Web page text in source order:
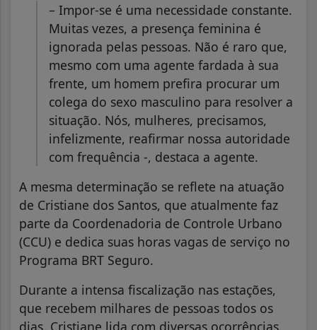
– Impor-se é uma necessidade constante.
Muitas vezes, a presença feminina é
ignorada pelas pessoas. Não é raro que,
mesmo com uma agente fardada à sua
frente, um homem prefira procurar um
colega do sexo masculino para resolver a
situação. Nós, mulheres, precisamos,
infelizmente, reafirmar nossa autoridade
com frequência -, destaca a agente.
A mesma determinação se reflete na atuação
de Cristiane dos Santos, que atualmente faz
parte da Coordenadoria de Controle Urbano
(CCU) e dedica suas horas vagas de serviço no
Programa BRT Seguro.
Durante a intensa fiscalização nas estações,
que recebem milhares de pessoas todos os
dias, Cristiane lida com diversas ocorrências.